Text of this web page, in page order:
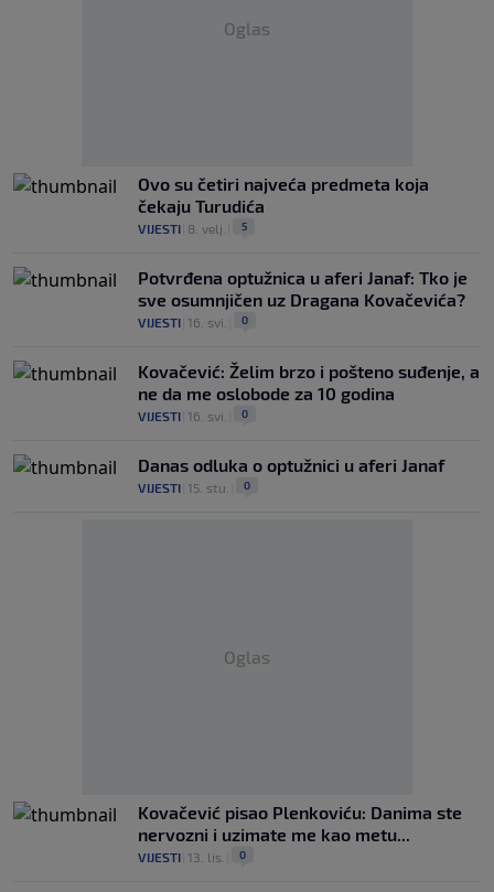
Oglas
Ovo su četiri najveća predmeta koja
čekaju Turudića
VIJESTI 8. velj. 5
Potvrđena optužnica u aferi Janaf: Tko je
sve osumnjičen uz Dragana Kovačevića?
VIJESTI 16. svi. 0
Kovačević: Želim brzo i pošteno suđenje, a
ne da me oslobode za 10 godina
VIJESTI 16. svi. 0
Danas odluka o optužnici u aferi Janaf
VIJESTI 15. stu. 0
Oglas
Kovačević pisao Plenkoviću: Danima ste
nervozni i uzimate me kao metu...
VIJESTI 13. lis. 0